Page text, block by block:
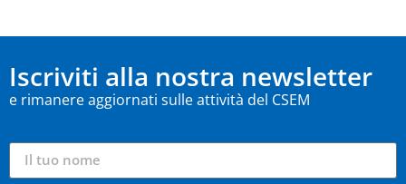
Iscriviti alla nostra newsletter
e rimanere aggiornati sulle attività del CSEM